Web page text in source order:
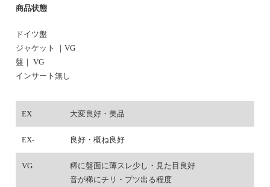
商品状態
ドイツ盤
ジャケット ｜VG
盤｜ VG
インサート無し
EX 大変良好・美品
EX- 良好・概ね良好
VG
稀に盤面に薄スレ少し・見た目良好
音が稀にチリ・プツ出る程度